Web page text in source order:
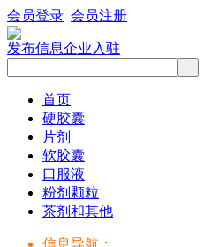
会员登录 会员注册
发布信息企业入驻
首页
硬胶囊
片剂
软胶囊
口服液
粉剂颗粒
茶剂和其他
信息导航：